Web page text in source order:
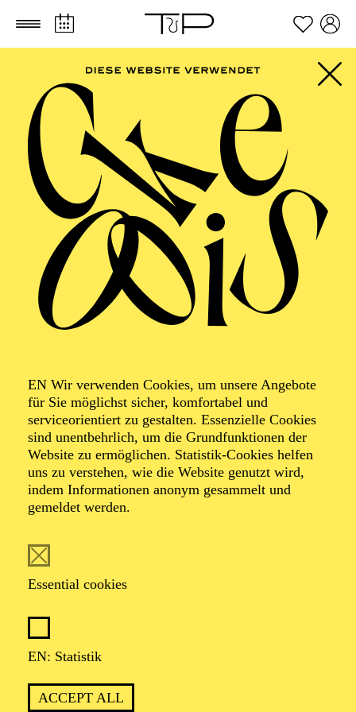
Zum Hauptinhalt springen Zum Footer springen
EN Wir verwenden Cookies, um unsere Angebote
für Sie möglichst sicher, komfortabel und
serviceorientiert zu gestalten. Essenzielle Cookies
sind unentbehrlich, um die Grundfunktionen der
Website zu ermöglichen. Statistik-Cookies helfen
uns zu verstehen, wie die Website genutzt wird,
indem Informationen anonym gesammelt und
gemeldet werden.
Essential cookies
EN: Statistik
ACCEPT ALL
FILTER
APRIL 2027
AALTO BALLETT ESSEN
Thursday
01.04.2027
08:30 - 14:00
Aalto-Foyer
OPERA
Thursday
01.04.2027
19:30 - 22:30
WIENER BLUT
TICKETS
51,00 45,00 35,00